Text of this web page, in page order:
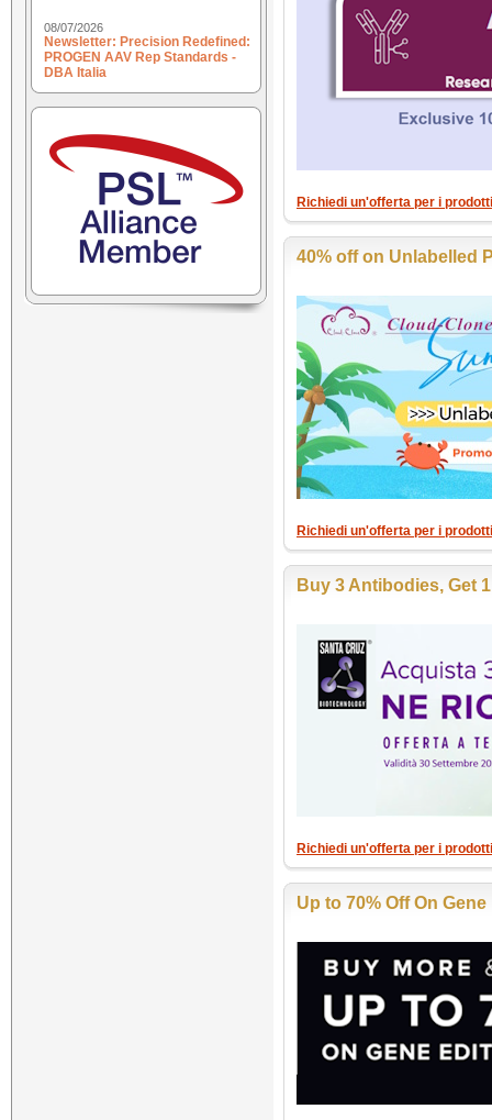
08/07/2026
Newsletter: Precision Redefined:
PROGEN AAV Rep Standards -
DBA Italia
Richiedi un'offerta per i
40% off on Unlabelled
Richiedi un'offerta per i
Buy 3 Antibodies, Get
Richiedi un'offerta per i
Up to 70% Off On